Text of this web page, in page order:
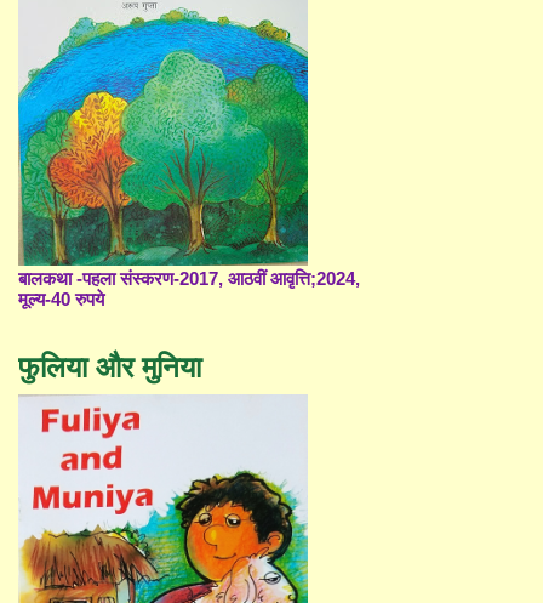
बालकथा -पहला संस्करण-2017, आठवीं आवृत्ति;2024,
मूल्य-40 रुपये
फुलिया और मुनिया